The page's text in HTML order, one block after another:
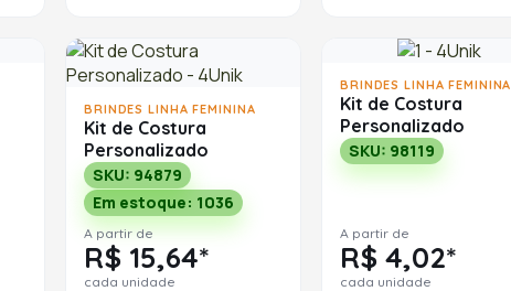
BRINDES LINHA FEMININA
Kit de Costura
Personalizado
SKU: 94879
Em estoque: 1036
A partir de
R$ 15,64*
cada unidade
BRINDES LINHA FEMININA
Kit de Costura
Personalizado
SKU: 98119
A partir de
R$ 4,02*
cada unidade